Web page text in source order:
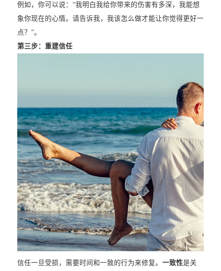
例如，你可以说：“我明白我给你带来的伤害有多深，我能想
象你现在的心情。请告诉我，我该怎么做才能让你觉得更好一
点？”。
第三步：重建信任
信任一旦受损，需要时间和一致的行为来修复。 一致性是关